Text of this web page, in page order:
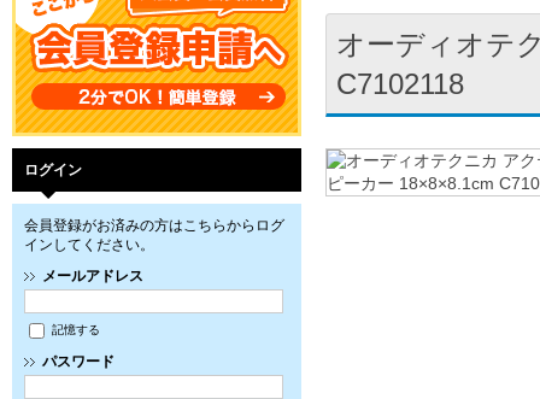
ログイン
会員登録がお済みの方はこちらからログ
インしてください。
メールアドレス
記憶する
パスワード
オーディオテ
C7102118